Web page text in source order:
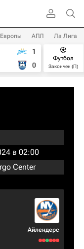
АПЛ Ла Лига
1
0
Футбол
Закончен (П)
в 02:00
Center
Айлендерс